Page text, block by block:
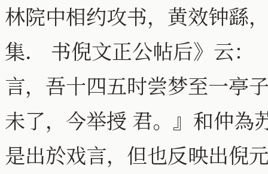
林院中相约攻书，黄效钟繇
集． 书倪文正公帖后》云：
言，吾十四五时尝梦至一亭
未了，今举授 君。』和仲為
是出於戏言，但也反映出倪